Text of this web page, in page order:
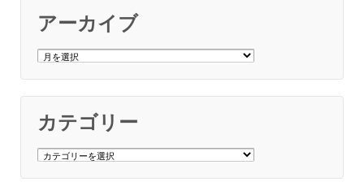
アーカイブ
カ
カテゴリー
ゴ